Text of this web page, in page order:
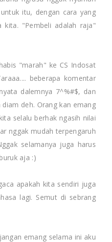
itu, dengan cara yang
kita. "Pembeli adalah raja"
"marah" ke CS Indosat
beberapa komentar
dalemnya 7^%#$, dan
deh. Orang kan emang
selalu berhak ngasih nilai
nggak mudah terpengaruh
selamanya juga harus
aja :)
apakah kita sendiri juga
lagi. Semut di sebrang
emang selama ini aku